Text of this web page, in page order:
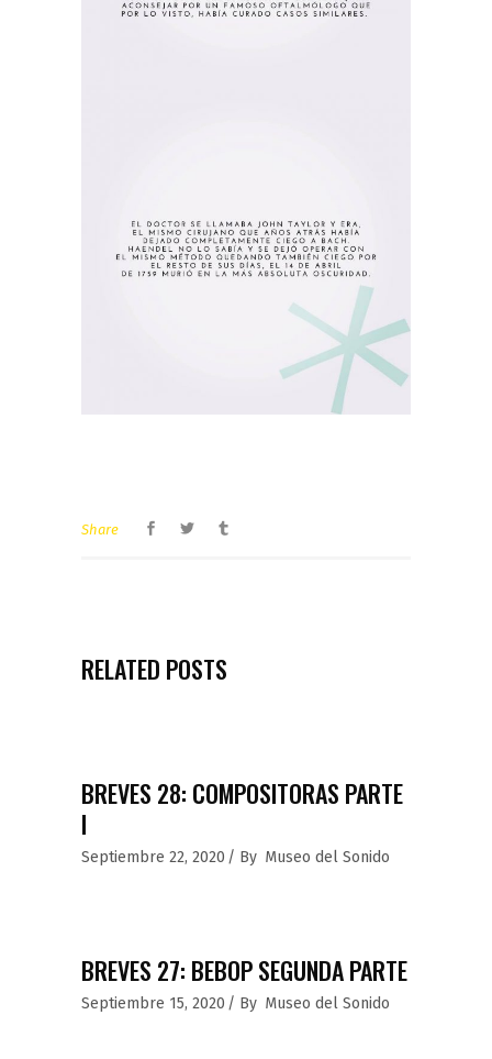
Share
RELATED POSTS
BREVES 28: COMPOSITORAS PARTE
I
Septiembre 22, 2020 By Museo del Sonido
BREVES 27: BEBOP SEGUNDA PARTE
Septiembre 15, 2020 By Museo del Sonido